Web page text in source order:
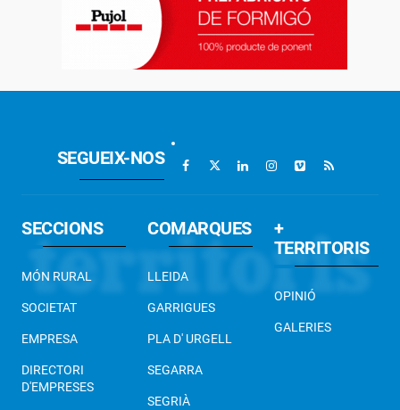
SEGUEIX-NOS
SECCIONS
MÓN RURAL
SOCIETAT
EMPRESA
DIRECTORI
D'EMPRESES
COMARQUES
LLEIDA
GARRIGUES
PLA D' URGELL
SEGARRA
SEGRIÀ
+
TERRITORIS
OPINIÓ
GALERIES